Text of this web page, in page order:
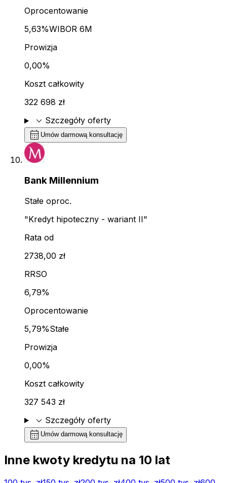
Oprocentowanie
5,63%WIBOR 6M
Prowizja
0,00%
Koszt całkowity
322 698 zł
expand_more Szczegóły oferty
calendar_month Umów darmową konsultację
Bank Millennium
Stałe oproc.
"Kredyt hipoteczny - wariant II"
Rata od
2738,00 zł
RRSO
6,79%
Oprocentowanie
5,79%Stałe
Prowizja
0,00%
Koszt całkowity
327 543 zł
expand_more Szczegóły oferty
calendar_month Umów darmową konsultację
Inne kwoty kredytu na 10 lat